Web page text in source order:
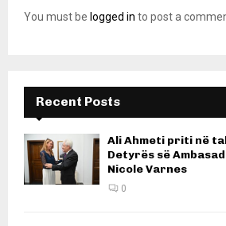
You must be logged in to post a
Recent Posts
Ali Ahmeti priti në
Detyrës së
Nicole Varnes
0